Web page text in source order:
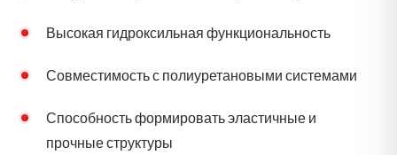
Высокая гидроксильная функциональность
Совместимость с полиуретановыми системами
Способность формировать эластичные и
прочные структуры